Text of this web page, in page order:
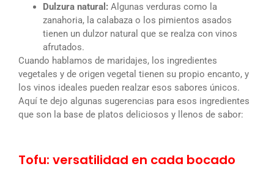
Dulzura natural: Algunas verduras como la
zanahoria, la calabaza o los pimientos asados
tienen un dulzor natural que se realza con vinos
afrutados.
Cuando hablamos de maridajes, los ingredientes
vegetales y de origen vegetal tienen su propio encanto, y
los vinos ideales pueden realzar esos sabores únicos.
Aquí te dejo algunas sugerencias para esos ingredientes
que son la base de platos deliciosos y llenos de sabor:
Tofu: versatilidad en cada bocado